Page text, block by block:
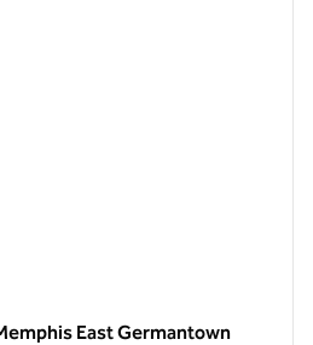
East Germantown